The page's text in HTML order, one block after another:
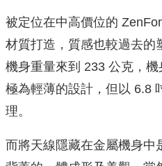
被定位在中高價位的
材質打造，質感也較過去的
機身重量來到 233 公克，
極為輕薄的設計，但以 6.8
理。
而將天線隱藏在金屬機身中